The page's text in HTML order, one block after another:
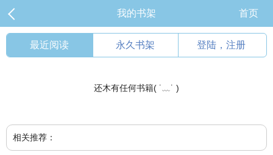
我的书架 首页
最近阅读 永久书架 登陆，注册
还木有任何书籍( ˙﹏˙ )
相关推荐：